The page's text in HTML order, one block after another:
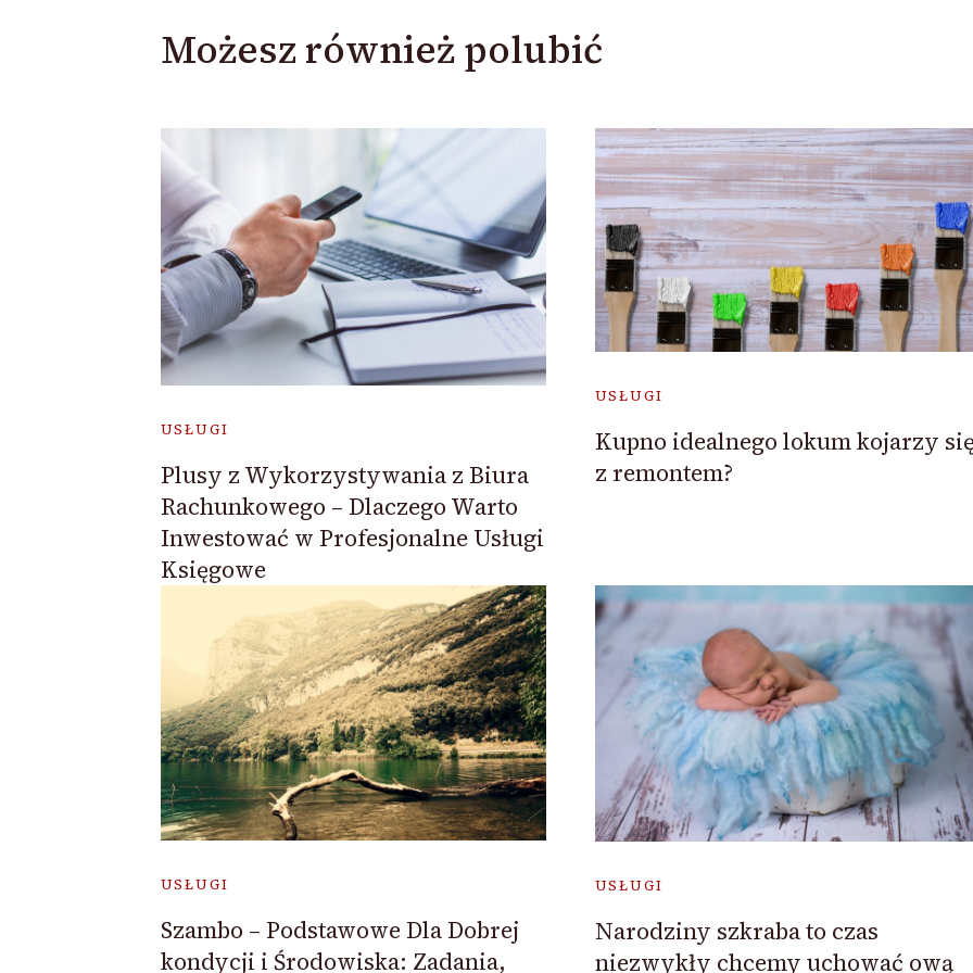
Możesz również polubić
USŁUGI
Plusy z Wykorzystywania z Biura
Rachunkowego – Dlaczego Warto
Inwestować w Profesjonalne Usługi
Księgowe
USŁUGI
Kupno idealnego lokum kojarzy
z remontem?
USŁUGI
Szambo – Podstawowe Dla Dobrej
kondycji i Środowiska: Zadania,
USŁUGI
Narodziny szkraba to czas
niezwykły chcemy uchować ową